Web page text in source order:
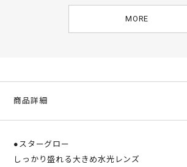
MORE
商品詳細
●スターグロー
しっかり盛れる大きめ水光レンズ